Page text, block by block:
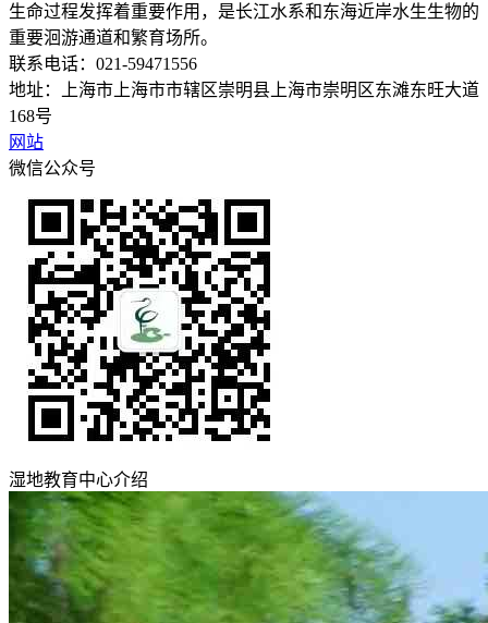
生命过程发挥着重要作用，是长江水系和东海近岸水生生物的
重要洄游通道和繁育场所。
联系电话：021-59471556
地址：上海市上海市市辖区崇明县上海市崇明区东滩东旺大道
168号
网站
微信公众号
湿地教育中心介绍